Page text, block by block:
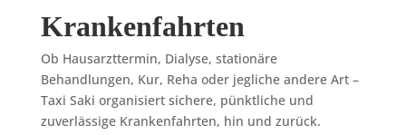
Krankenfahrten
Ob Hausarzttermin, Dialyse, stationäre
Behandlungen, Kur, Reha oder jegliche andere Art –
Taxi Saki organisiert sichere, pünktliche und
zuverlässige Krankenfahrten, hin und zurück.